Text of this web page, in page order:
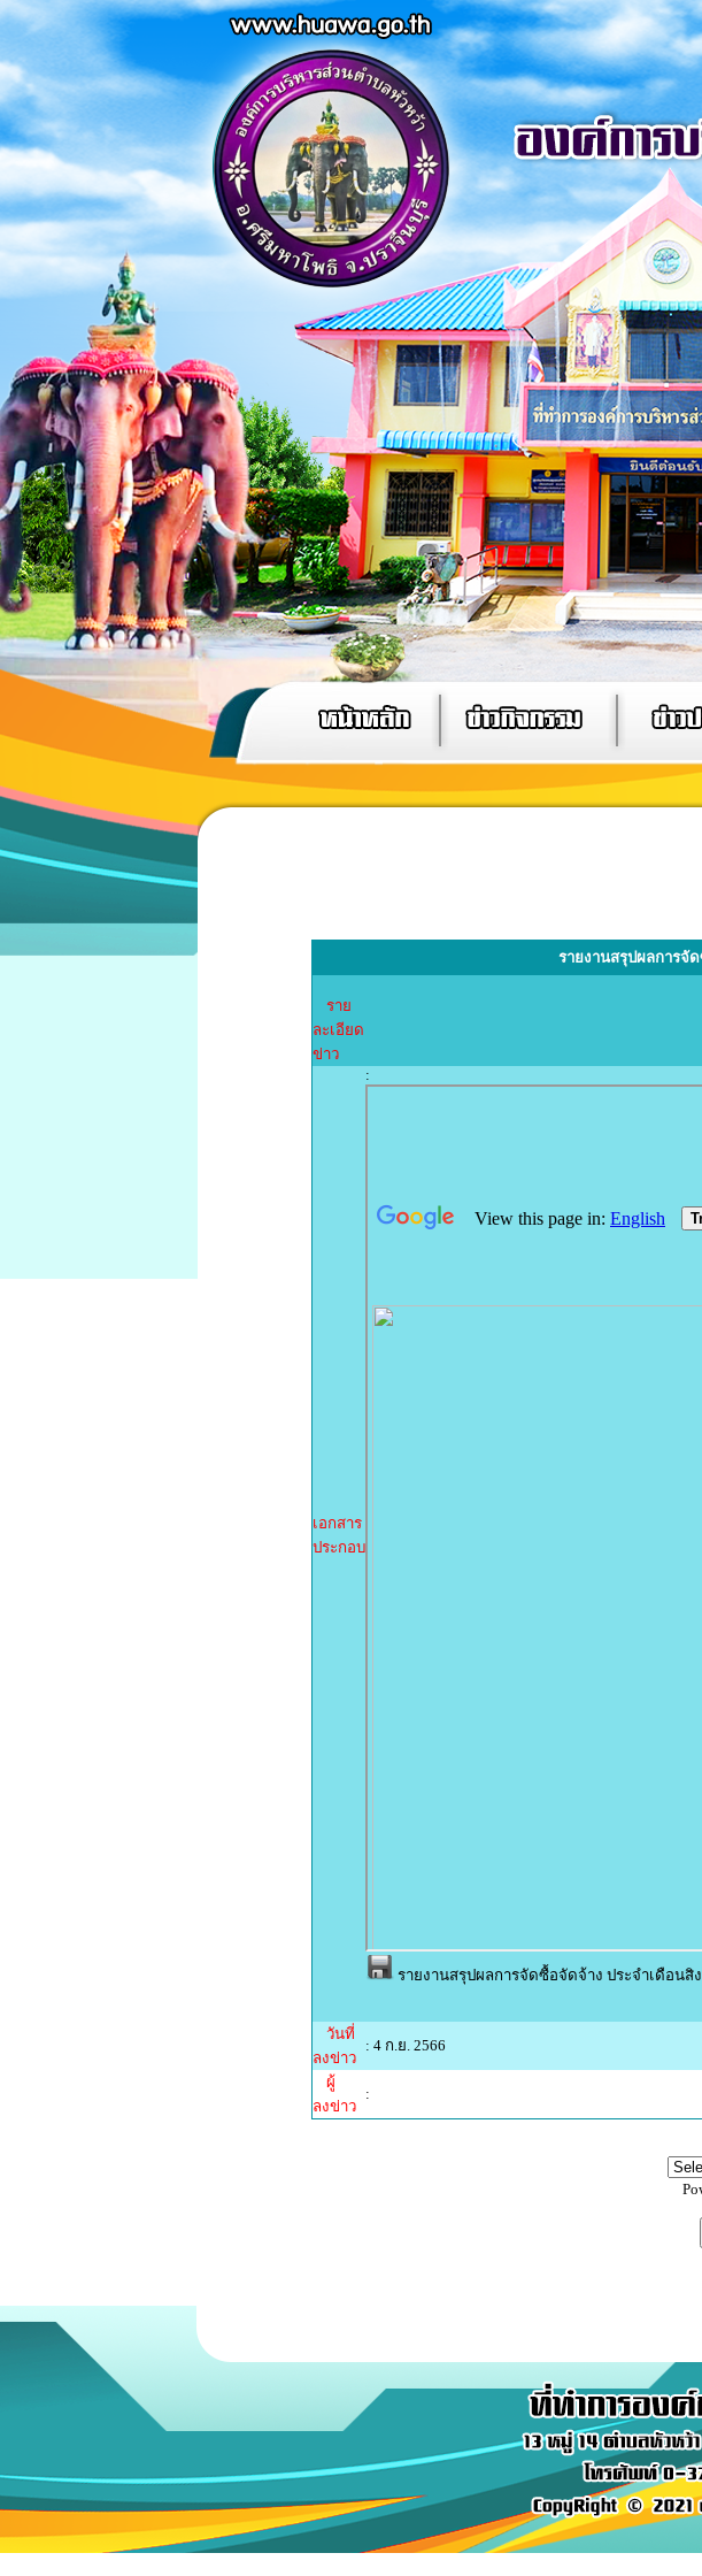
รายงานสรุปผลการจั
ราย
ละเอียด
ข่าว
เอกสาร
ประกอบ
:
รายงานสรุปผลการจัดซื้อจัดจ้าง ประจำเดือนสิ
วันที่
ลงข่าว
: 4 ก.ย. 2566
ผู้
ลงข่าว
: